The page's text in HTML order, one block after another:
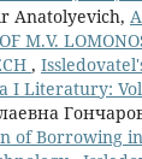
Anatolyevich,
M.V.
,
I Literatury:
of Borrowing